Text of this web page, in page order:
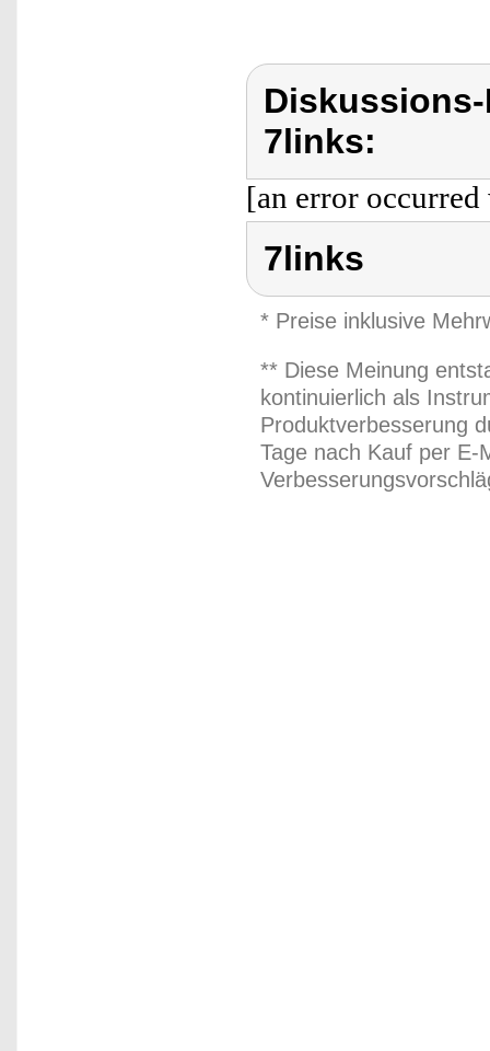
7links:
[an error
7links
* Preise inklusive
** Diese Meinung
kontinuierlich als
Produktverbesserung
Tage nach Kauf per E-